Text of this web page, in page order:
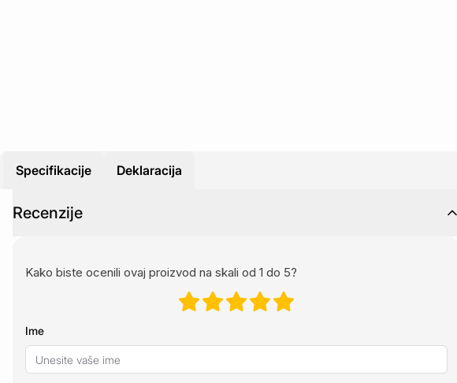
Specifikacije Deklaracija
Recenzije
Kako biste ocenili ovaj proizvod na skali od 1 do 5?
Ime